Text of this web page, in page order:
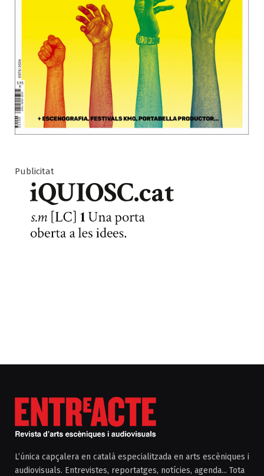
Publicitat
L’única capçalera en català especialitzada en arts escèniques i
audiovisuals. Entrevistes, reportatges, notícies, agenda... Tota